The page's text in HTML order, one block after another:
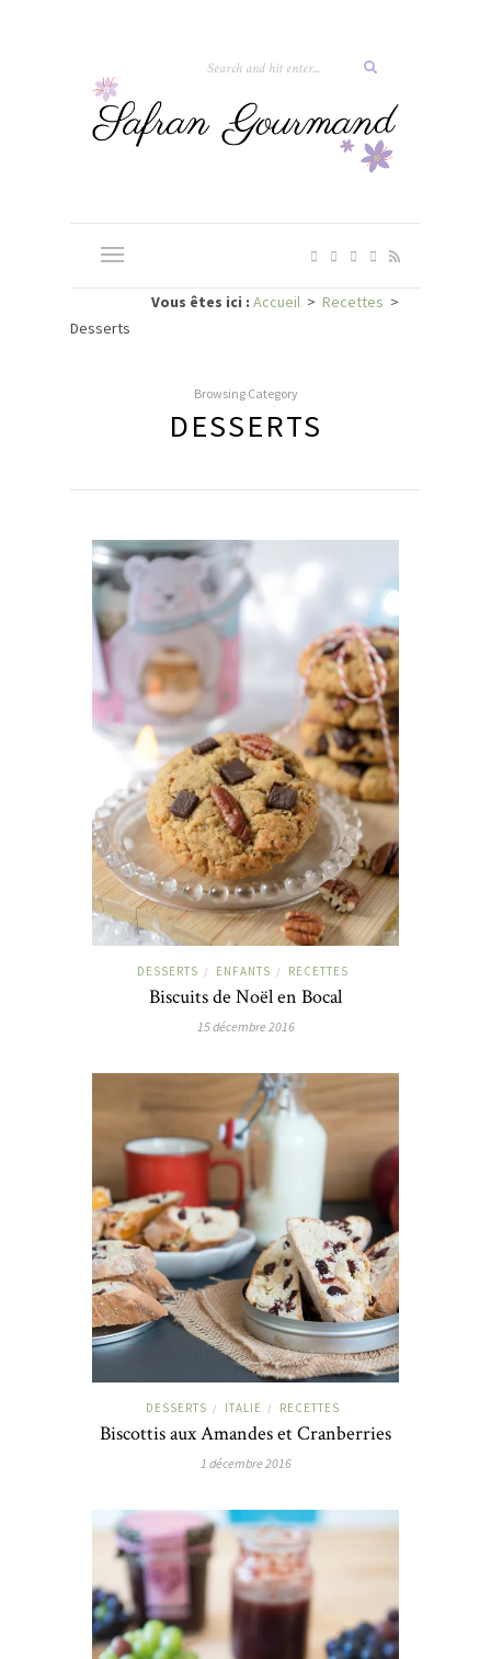
Vous êtes ici : Accueil >Recettes >
Desserts
Browsing Category
DESSERTS
DESSERTS / ENFANTS / RECETTES
Biscuits de Noël en Bocal
15 décembre 2016
DESSERTS / ITALIE / RECETTES
Biscottis aux Amandes et Cranberries
1 décembre 2016